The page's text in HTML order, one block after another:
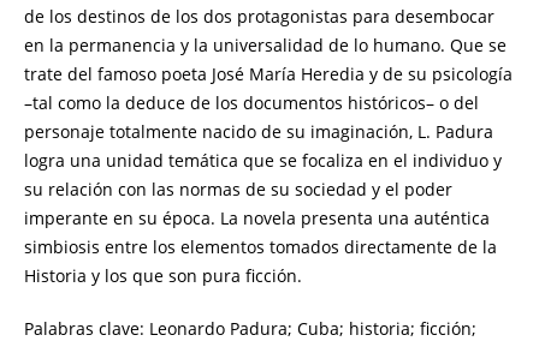
de los destinos de los dos protagonistas para desembocar
en la permanencia y la universalidad de lo humano. Que se
trate del famoso poeta José María Heredia y de su psicología
–tal como la deduce de los documentos históricos– o del
personaje totalmente nacido de su imaginación, L. Padura
logra una unidad temática que se focaliza en el individuo y
su relación con las normas de su sociedad y el poder
imperante en su época. La novela presenta una auténtica
simbiosis entre los elementos tomados directamente de la
Historia y los que son pura ficción.
Palabras clave: Leonardo Padura; Cuba; historia; ficción;